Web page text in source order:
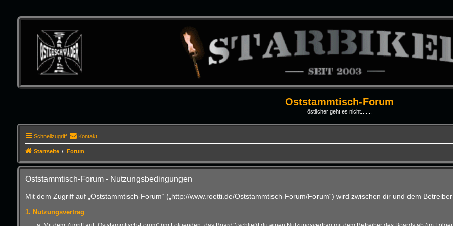
Oststammtisch-Forum
östlicher geht es nicht.......
Schnellzugriff Kontakt
Startseite Forum
Oststammtisch-Forum - Nutzungsbedingungen
Mit dem Zugriff auf „Oststammtisch-Forum“ („http://www.roetti.de/Oststammtisch-Forum/Forum“) wird zwischen dir und dem
1. Nutzungsvertrag